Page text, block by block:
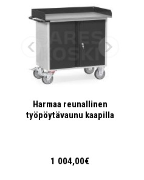
Harmaa reunallinen
työpöytävaunu kaapilla
1 004,00€